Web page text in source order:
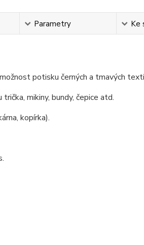
Parametry Ke
potisku černých a tmavých
mikiny, bundy, čepice atd.
kopírka).